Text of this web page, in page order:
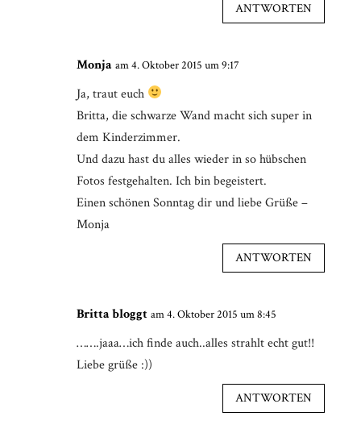
ANTWORTEN
Monja am 4. Oktober 2015 um 9:17
Ja, traut euch
Britta, die schwarze Wand macht sich super in
dem Kinderzimmer.
Und dazu hast du alles wieder in so hübschen
Fotos festgehalten. Ich bin begeistert.
Einen schönen Sonntag dir und liebe Grüße –
Monja
ANTWORTEN
Britta bloggt am 4. Oktober 2015 um 8:45
…….jaaa…ich finde auch..alles strahlt echt gut!!
Liebe grüße :))
ANTWORTEN